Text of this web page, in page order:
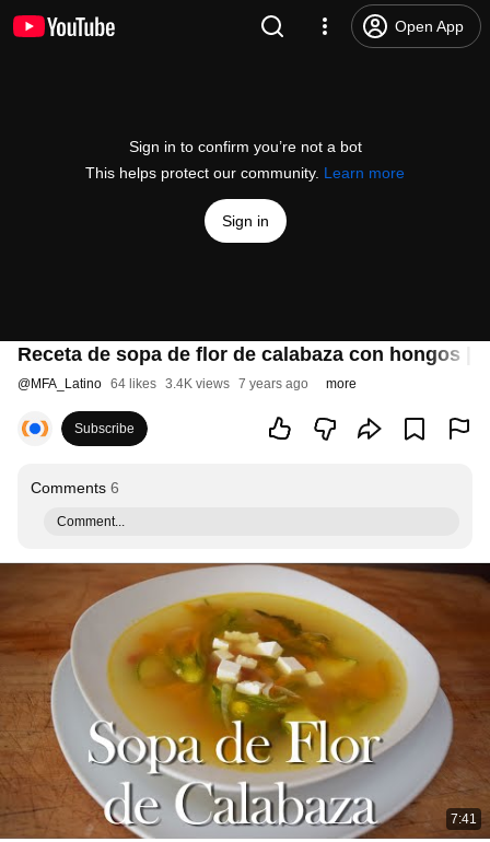
Open App
Sign in to confirm you’re not a bot
This helps protect our community. Learn more
Sign in
Receta de sopa de flor de calabaza con hongos |
@MFA_Latino 64 likes 3.4K views 7 years ago more
Subscribe
Comments 6
Comment...
7:41